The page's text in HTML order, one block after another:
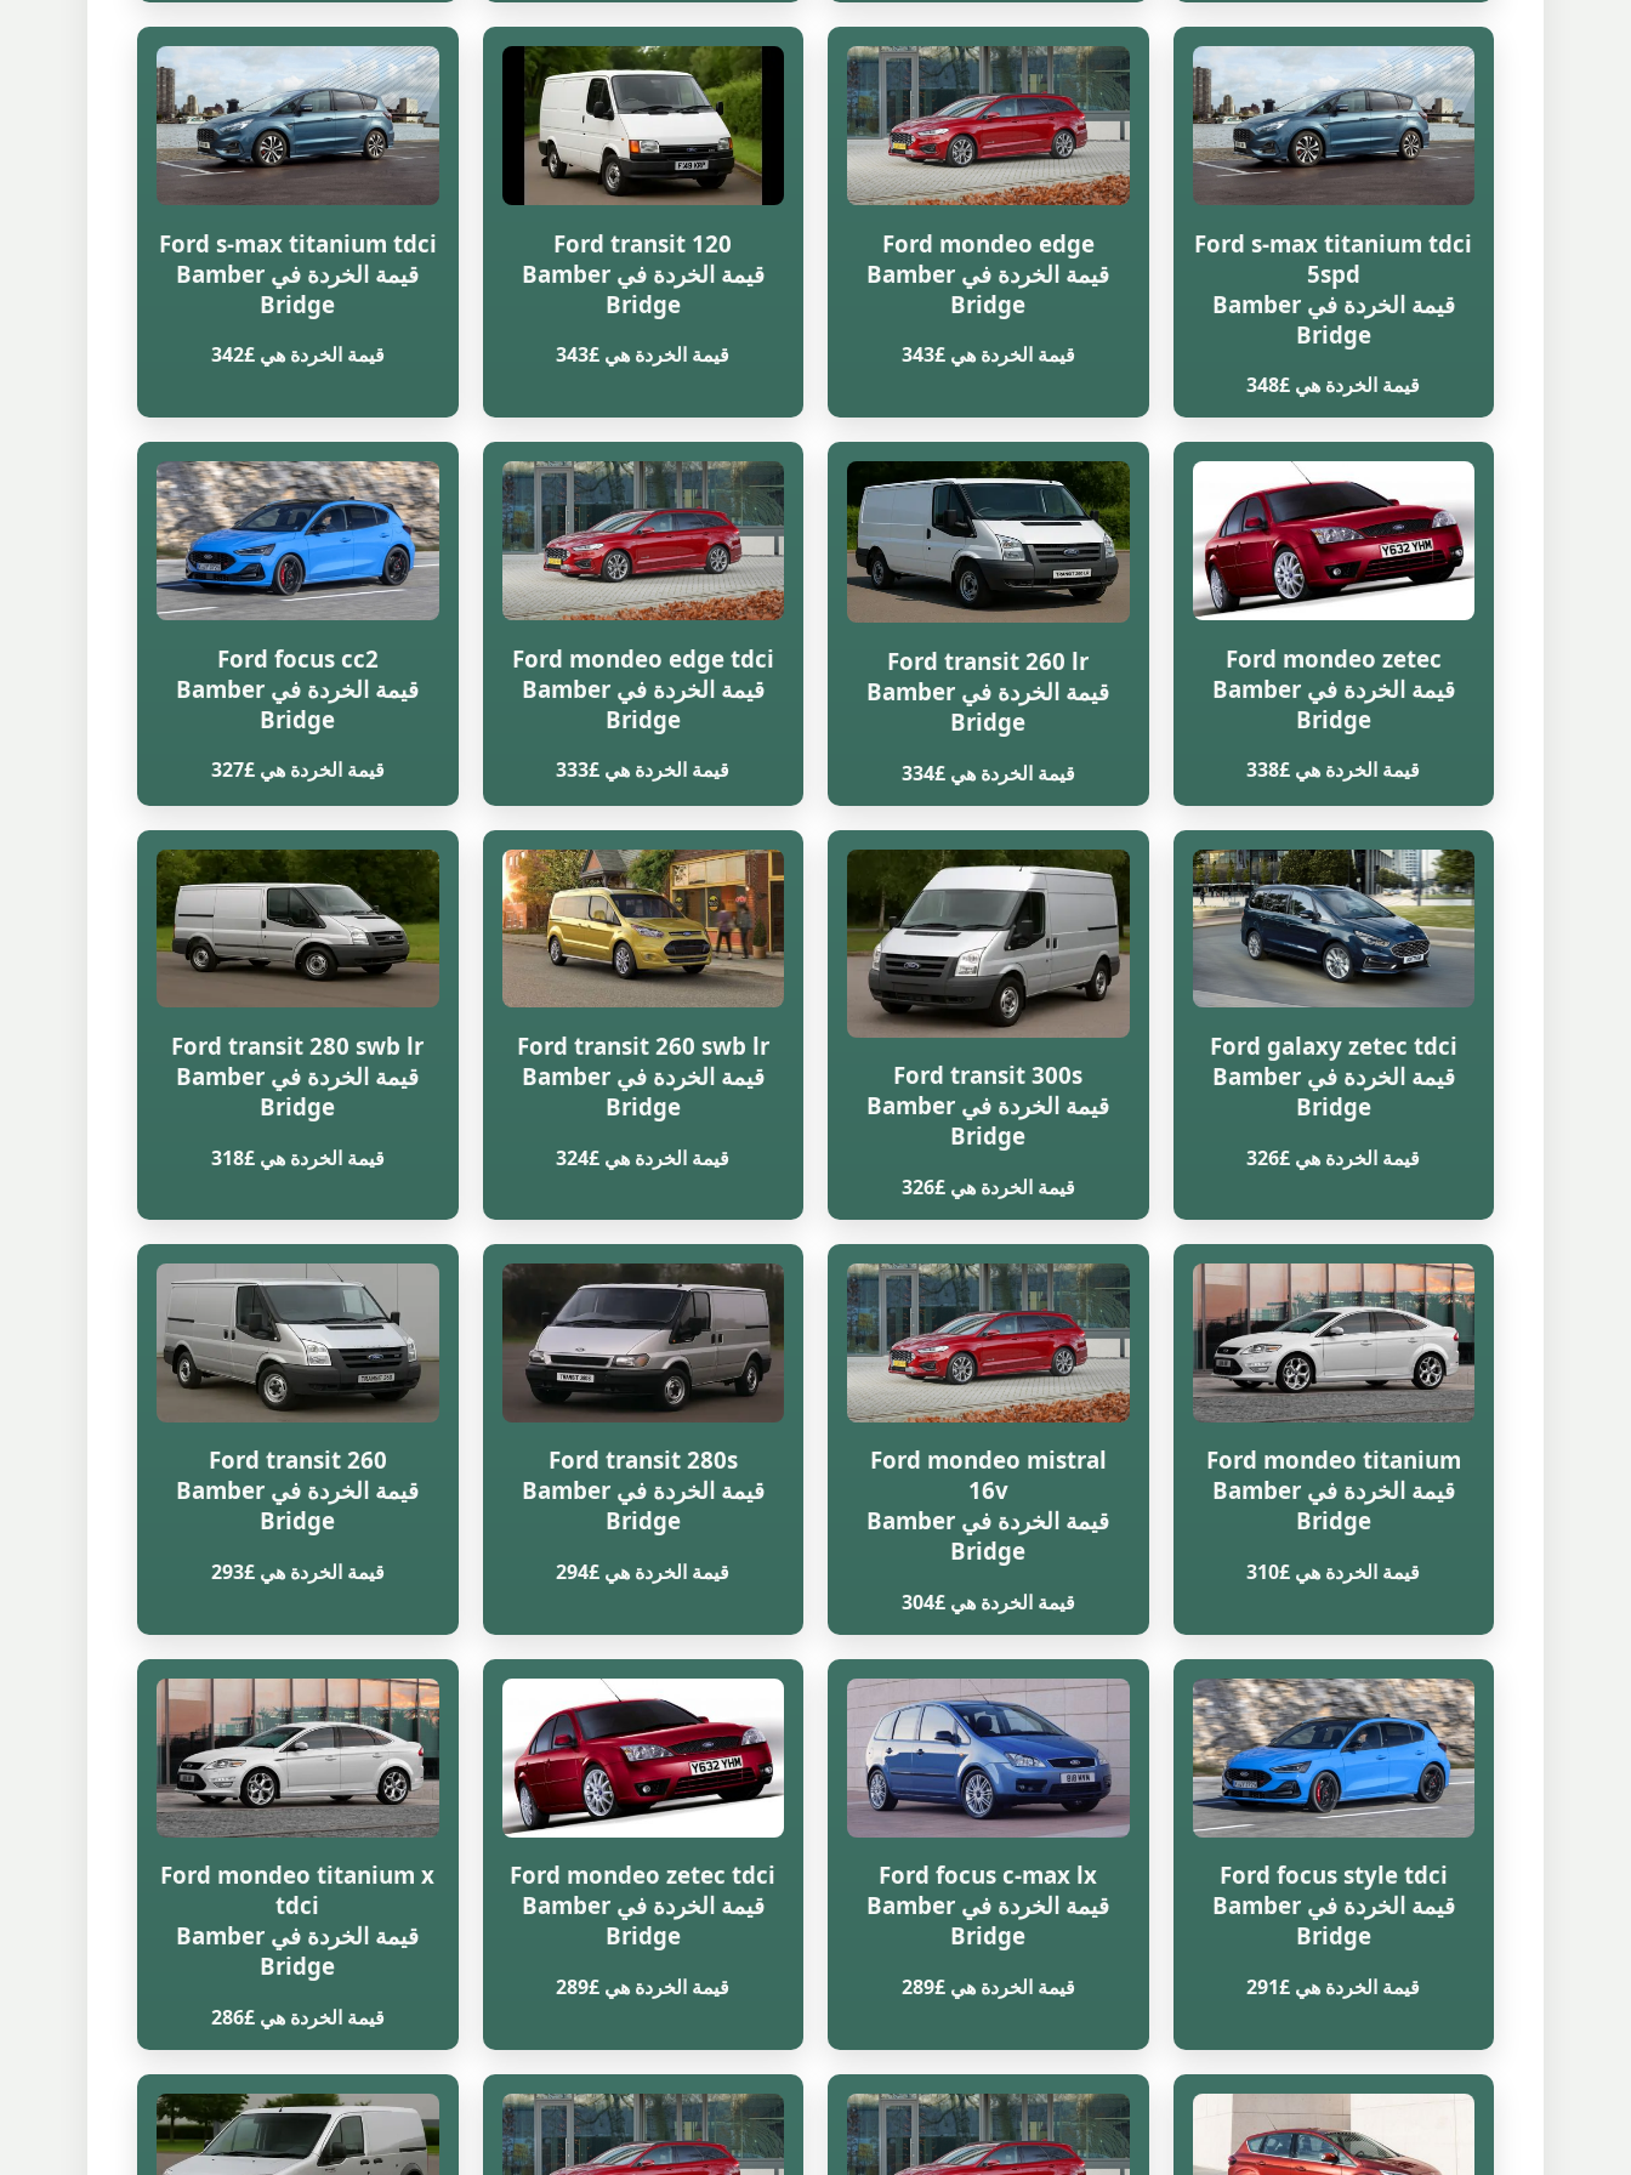
Ford s-max titanium tdci
5spd
قيمة الخردة في Bamber
Bridge
قيمة الخردة هي £348
Ford mondeo edge
قيمة الخردة في Bamber
Bridge
قيمة الخردة هي £343
Ford transit 120
قيمة الخردة في Bamber
Bridge
قيمة الخردة هي £343
Ford s-max titanium tdci
قيمة الخردة في Bamber
Bridge
قيمة الخردة هي £342
Ford mondeo zetec
قيمة الخردة في Bamber
Bridge
قيمة الخردة هي £338
Ford transit 260 lr
قيمة الخردة في Bamber
Bridge
قيمة الخردة هي £334
Ford mondeo edge tdci
قيمة الخردة في Bamber
Bridge
قيمة الخردة هي £333
Ford focus cc2
قيمة الخردة في Bamber
Bridge
قيمة الخردة هي £327
Ford galaxy zetec tdci
قيمة الخردة في Bamber
Bridge
قيمة الخردة هي £326
Ford transit 300s
قيمة الخردة في Bamber
Bridge
قيمة الخردة هي £326
Ford transit 260 swb lr
قيمة الخردة في Bamber
Bridge
قيمة الخردة هي £324
Ford transit 280 swb lr
قيمة الخردة في Bamber
Bridge
قيمة الخردة هي £318
Ford mondeo titanium
قيمة الخردة في Bamber
Bridge
قيمة الخردة هي £310
Ford mondeo mistral
16v
قيمة الخردة في Bamber
Bridge
قيمة الخردة هي £304
Ford transit 280s
قيمة الخردة في Bamber
Bridge
قيمة الخردة هي £294
Ford transit 260
قيمة الخردة في Bamber
Bridge
قيمة الخردة هي £293
Ford focus style tdci
قيمة الخردة في Bamber
Bridge
قيمة الخردة هي £291
Ford focus c-max lx
قيمة الخردة في Bamber
Bridge
قيمة الخردة هي £289
Ford mondeo zetec tdci
قيمة الخردة في Bamber
Bridge
قيمة الخردة هي £289
Ford mondeo titanium x
tdci
قيمة الخردة في Bamber
Bridge
قيمة الخردة هي £286